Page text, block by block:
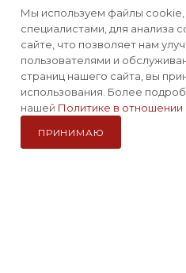
Офис: г.
шоссе, д. 47,
Наша
СОЗДАВАТЬ ЯРКИЕ
АКТИВНОЙ
Мы используем файлы
специалистами, для анализа
сайте, что позволяет нам
пользователями и
страниц нашего сайта, вы
использования. Более
нашей Политике в
ПРИНИМАЮ
Каталог
Избранные